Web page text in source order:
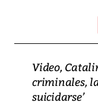
Video,
criminales,
suicidarse’